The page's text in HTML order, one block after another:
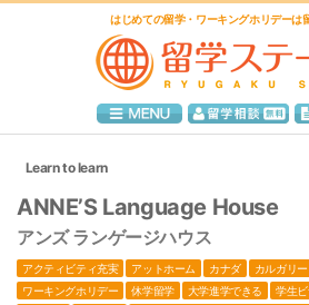
はじめての留学・ワーキングホリデーは
Learn to learn
ANNE’S Language House
アンズ ランゲージハウス
アクティビティ充実 アットホーム カナダ カルガリー
ワーキングホリデー
休学留学 大学進学できる 学生